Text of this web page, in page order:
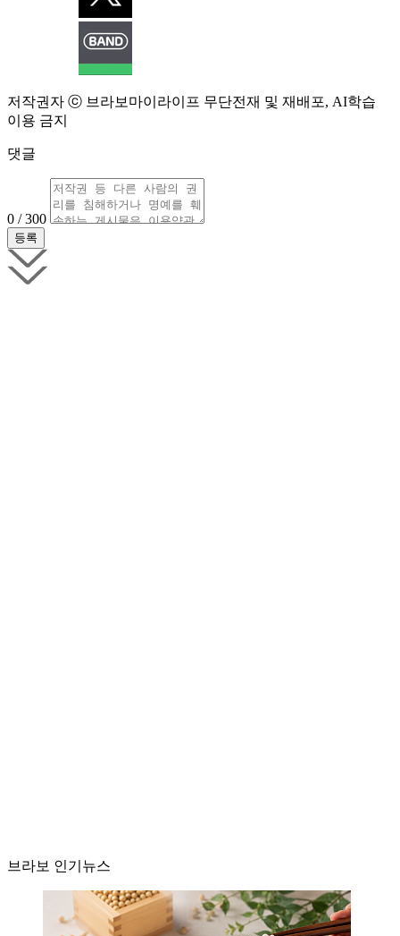
저작권자 ⓒ 브라보마이라이프 무단전재 및 재배포, AI학습
이용 금지
댓글
0 / 300
브라보 인기뉴스